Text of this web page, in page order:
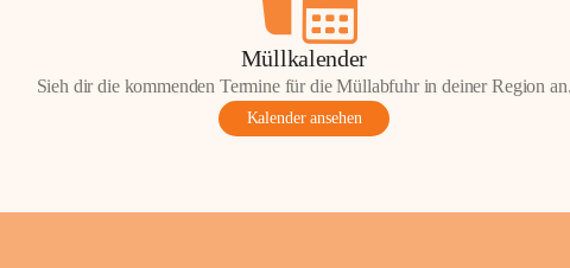
Müllkalender
Sieh dir die kommenden Termine für die Müllabfuhr in deiner Region
Kalender ansehen